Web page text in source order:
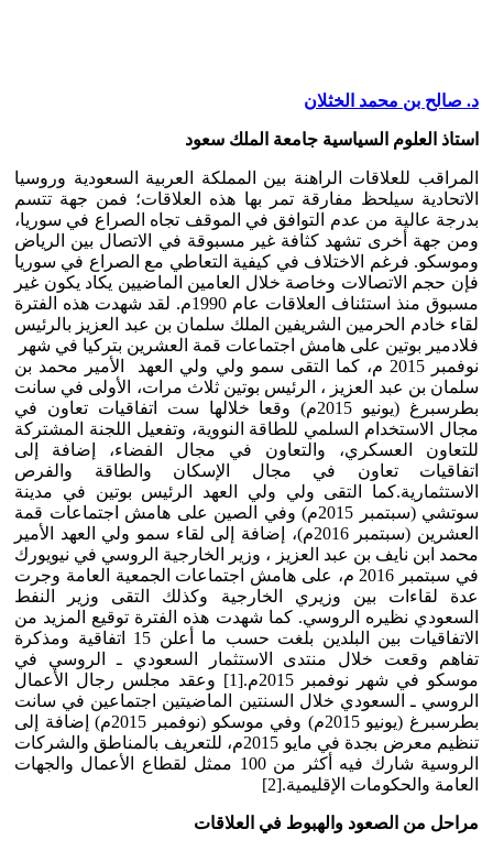
د. صالح بن محمد الخثلان
استاذ العلوم السياسية جامعة الملك سعود
المراقب للعلاقات الراهنة بين المملكة العربية السعودية وروسيا
الاتحادية سيلحظ مفارقة تمر بها هذه العلاقات؛ فمن جهة تتسم
بدرجة عالية من عدم التوافق في الموقف تجاه الصراع في سوريا،
ومن جهة أخرى تشهد كثافة غير مسبوقة في الاتصال بين الرياض
وموسكو. فرغم الاختلاف في كيفية التعاطي مع الصراع في سوريا
فإن حجم الاتصالات وخاصة خلال العامين الماضيين يكاد يكون غير
مسبوق منذ استئناف العلاقات عام 1990م. لقد شهدت هذه الفترة
لقاء خادم الحرمين الشريفين الملك سلمان بن عبد العزيز بالرئيس
فلادمير بوتين على هامش اجتماعات قمة العشرين بتركيا في شهر
نوفمبر 2015 م، كما التقى سمو ولي ولي العهد الأمير محمد بن
سلمان بن عبد العزيز ، الرئيس بوتين ثلاث مرات، الأولى في سانت
بطرسبرغ (يونيو 2015م) وقعا خلالها ست اتفاقيات تعاون في
مجال الاستخدام السلمي للطاقة النووية، وتفعيل اللجنة المشتركة
للتعاون العسكري، والتعاون في مجال الفضاء، إضافة إلى
اتفاقيات تعاون في مجال الإسكان والطاقة والفرص
الاستثمارية.كما التقى ولي ولي العهد الرئيس بوتين في مدينة
سوتشي (سبتمبر 2015م) وفي الصين على هامش اجتماعات قمة
العشرين (سبتمبر 2016م)، إضافة إلى لقاء سمو ولي العهد الأمير
محمد ابن نايف بن عبد العزيز ، وزير الخارجية الروسي في نيويورك
في سبتمبر 2016 م، على هامش اجتماعات الجمعية العامة وجرت
عدة لقاءات بين وزيري الخارجية وكذلك التقى وزير النفط
السعودي نظيره الروسي. كما شهدت هذه الفترة توقيع المزيد من
الاتفاقيات بين البلدين بلغت حسب ما أعلن 15 اتفاقية ومذكرة
تفاهم وقعت خلال منتدى الاستثمار السعودي ـ الروسي في
موسكو في شهر نوفمبر 2015م.[1] وعقد مجلس رجال الأعمال
الروسي ـ السعودي خلال السنتين الماضيتين اجتماعين في سانت
بطرسبرغ (يونيو 2015م) وفي موسكو (نوفمبر 2015م) إضافة إلى
تنظيم معرض بجدة في مايو 2015م، للتعريف بالمناطق والشركات
الروسية شارك فيه أكثر من 100 ممثل لقطاع الأعمال والجهات
العامة والحكومات الإقليمية.[2]
مراحل من الصعود والهبوط في العلاقات